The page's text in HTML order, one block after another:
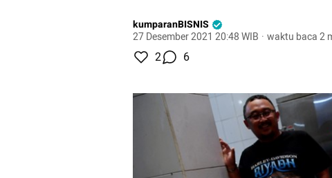
kumparanBISNIS
27 Desember 2021 20:48 WIB · waktu baca 2
2 6